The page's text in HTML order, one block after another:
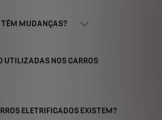
TÊM MUDANÇAS?
UTILIZADAS NOS CARROS
ELETRIFICADOS EXISTEM?